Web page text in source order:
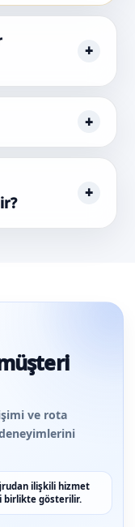
ve rota
ilişkili hizmet
birlikte gösterilir.